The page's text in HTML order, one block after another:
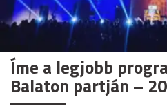
Íme a legjobb
Balaton partján –